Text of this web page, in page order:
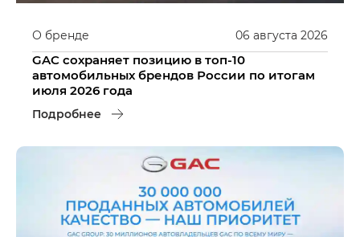
06 августа 2026
О бренде
GAC сохраняет позицию в топ-10
автомобильных брендов России по итогам
июля 2026 года
Подробнее